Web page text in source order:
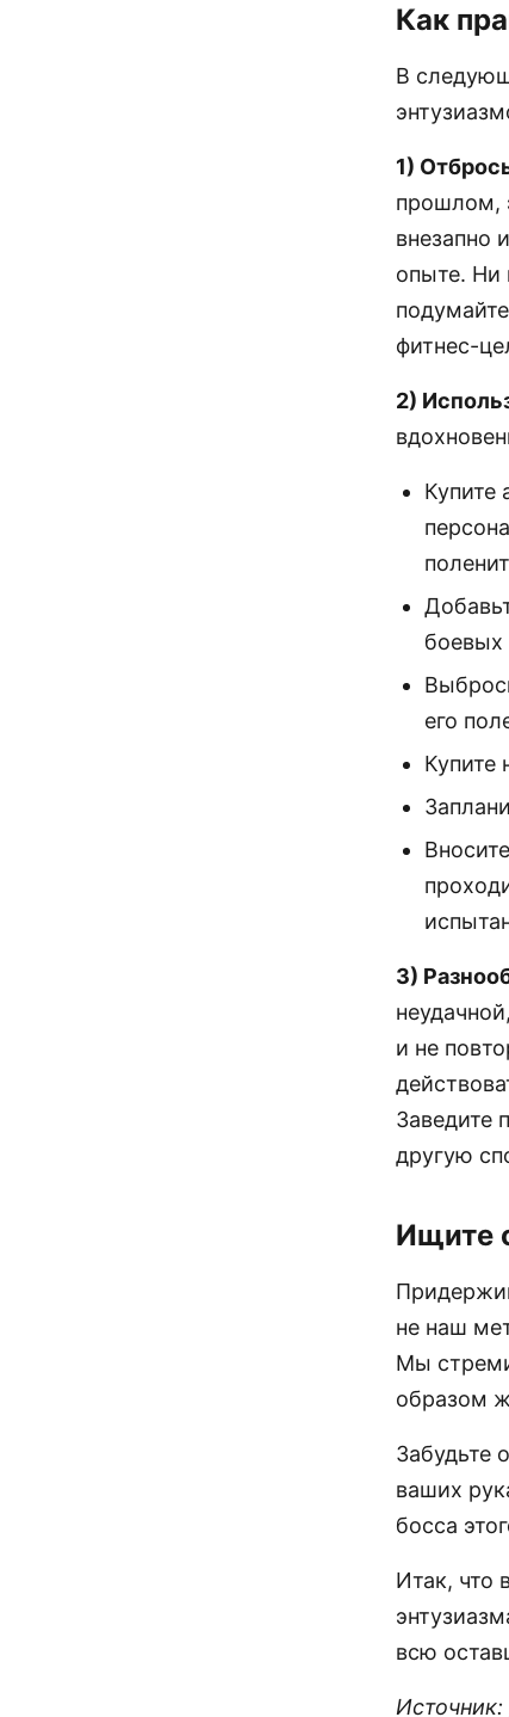
Как
В
1)
прошлом,
внезапно
опыте. Ни
фитнес-
2)
Купите
боевых
его
Купите
3)
и не
Заведите
другую
Ищите
не наш
Мы
образом
Забудьте
ваших
босса
Итак, что
всю
Источник: